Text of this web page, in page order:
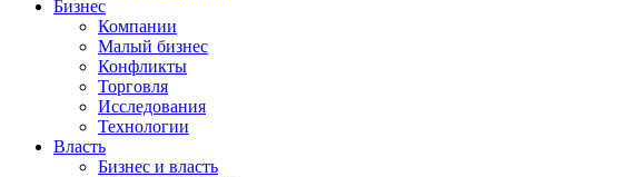
Бизнес
Компании
Малый бизнес
Конфликты
Торговля
Исследования
Технологии
Власть
Бизнес и власть